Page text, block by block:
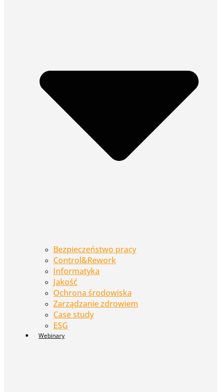
Bezpieczeństwo pracy
Control&Rework
Informatyka
Jakość
Ochrona środowiska
Zarządzanie zdrowiem
Case study
ESG
Webinary